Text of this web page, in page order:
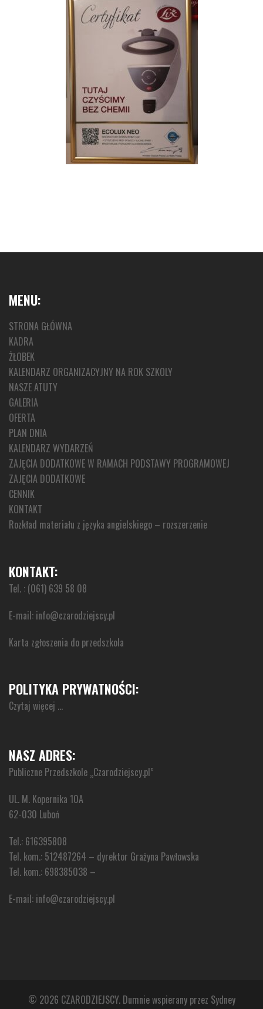
MENU:
STRONA GŁÓWNA
KADRA
ŻŁOBEK
KALENDARZ ORGANIZACYJNY NA ROK SZKOLY
NASZE ATUTY
GALERIA
OFERTA
PLAN DNIA
KALENDARZ WYDARZEŃ
ZAJĘCIA DODATKOWE W RAMACH PODSTAWY PROGRAMOWEJ
ZAJĘCIA DODATKOWE
CENNIK
KONTAKT
Rozkład materiału z języka angielskiego – rozszerzenie
KONTAKT:
Tel. : (061) 639 58 08
E-mail: info@czarodziejscy.pl
Karta zgłoszenia do przedszkola
POLITYKA PRYWATNOŚCI:
Czytaj więcej …
NASZ ADRES:
Publiczne Przedszkole „Czarodziejscy.pl”
UL. M. Kopernika 10A
62-030 Luboń
Tel.: 616395808
Tel. kom.: 512487264 – dyrektor Grażyna Pawłowska
Tel. kom.: 698385038 –
E-mail: info@czarodziejscy.pl
© 2026 CZARODZIEJSCY. Dumnie wspierany przez Sydney